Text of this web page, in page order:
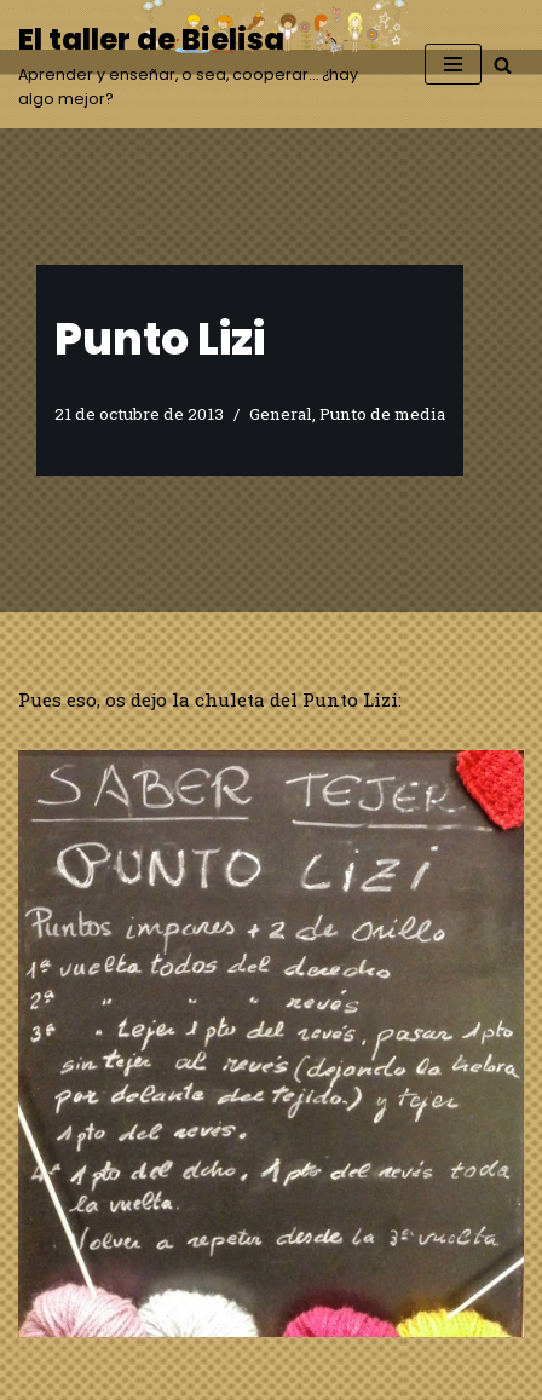
Saltar
al
contenido
El taller de Bielisa
Aprender y enseñar, o sea, cooperar… ¿hay
algo mejor?
Punto Lizi
21 de octubre de 2013 General, Punto de media
Pues eso, os dejo la chuleta del Punto Lizi: